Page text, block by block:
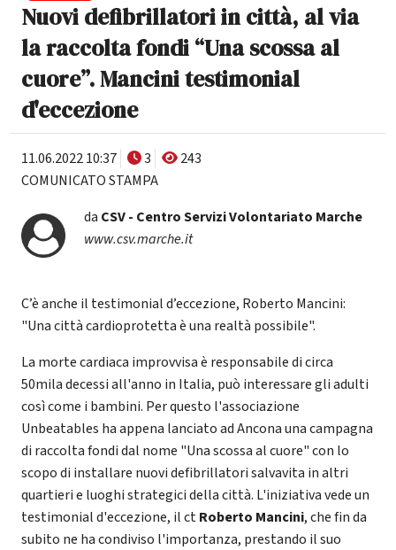
Nuovi defibrillatori in città, al via
la raccolta fondi “Una scossa al
cuore”. Mancini testimonial
d'eccezione
11.06.2022 10:37 3
243
COMUNICATO STAMPA
da CSV - Centro Servizi Volontariato Marche
www.csv.marche.it
C’è anche il testimonial d’eccezione, Roberto Mancini:
"Una città cardioprotetta è una realtà possibile".
La morte cardiaca improvvisa è responsabile di circa
50mila decessi all'anno in Italia, può interessare gli adulti
così come i bambini. Per questo l'associazione
Unbeatables ha appena lanciato ad Ancona una campagna
di raccolta fondi dal nome "Una scossa al cuore" con lo
scopo di installare nuovi defibrillatori salvavita in altri
quartieri e luoghi strategici della città. L'iniziativa vede un
testimonial d'eccezione, il ctRoberto Mancini, che fin da
subito ne ha condiviso l'importanza, prestando il suo